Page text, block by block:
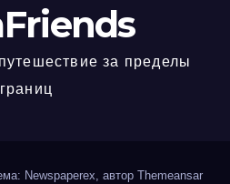
за пределы
границ
Newspaperex, автор Themeansar